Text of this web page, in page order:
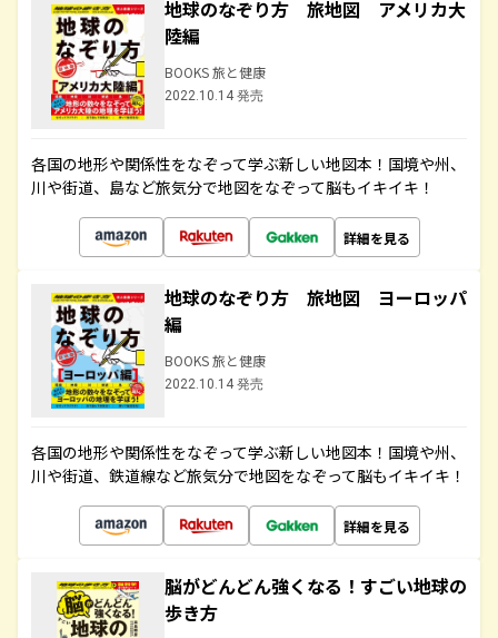
地球のなぞり方 旅地図 アメリカ大
陸編
BOOKS 旅と健康
2022.10.14 発売
各国の地形や関係性をなぞって学ぶ新しい地図本！国境や州、
川や街道、島など旅気分で地図をなぞって脳もイキイキ！
詳細を見る
地球のなぞり方 旅地図 ヨーロッパ
編
BOOKS 旅と健康
2022.10.14 発売
各国の地形や関係性をなぞって学ぶ新しい地図本！国境や州、
川や街道、鉄道線など旅気分で地図をなぞって脳もイキイキ！
詳細を見る
脳がどんどん強くなる！すごい地球の
歩き方